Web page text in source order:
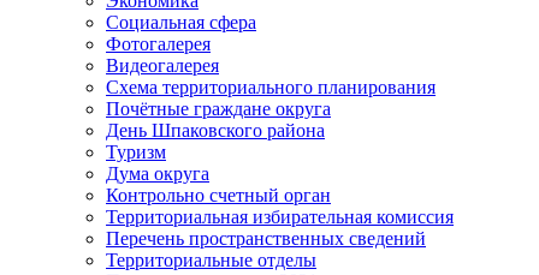
Социальная сфера
Фотогалерея
Видеогалерея
Схема территориального планирования
Почётные граждане округа
День Шпаковского района
Туризм
Дума округа
Контрольно счетный орган
Территориальная избирательная комиссия
Перечень пространственных сведений
Территориальные отделы